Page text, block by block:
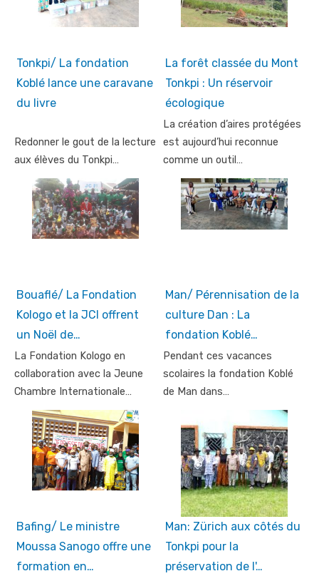
Tonkpi/ La fondation
Koblé lance une caravane
du livre
Redonner le gout de la lecture
aux élèves du Tonkpi…
La forêt classée du Mont
Tonkpi : Un réservoir
écologique
La création d’aires protégées
est aujourd’hui reconnue
comme un outil…
Bouaflé/ La Fondation
Kologo et la JCI offrent
un Noël de…
La Fondation Kologo en
collaboration avec la Jeune
Chambre Internationale…
Man/ Pérennisation de la
culture Dan : La
fondation Koblé…
Pendant ces vacances
scolaires la fondation Koblé
de Man dans…
Bafing/ Le ministre
Moussa Sanogo offre une
formation en…
Man: Zürich aux côtés du
Tonkpi pour la
préservation de l'…